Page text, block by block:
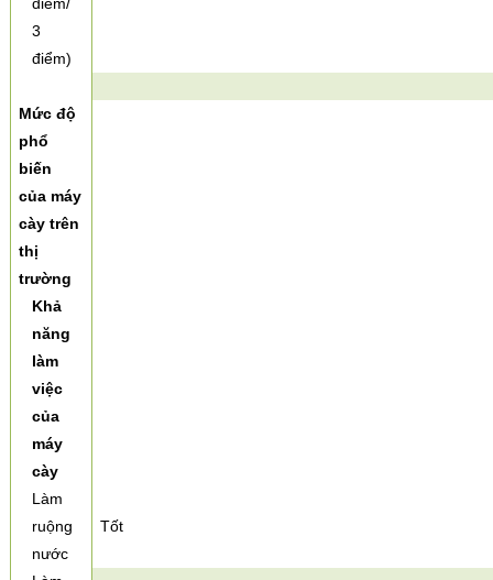
3
điểm)
Mức độ
phổ
biến
của máy
cày trên
thị
trường
Khả
năng
làm
việc
của
máy
cày
Làm
ruộng
nước
Tốt